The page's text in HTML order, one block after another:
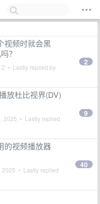
视频时就会黑
？
• Lastly replied by
2
放杜比视界(DV)
2025 • Lastly replied
9
的视频播放器
2025 • Lastly replied
40